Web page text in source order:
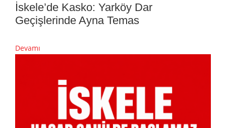
İskele’de Kasko: Yarköy Dar
Geçişlerinde Ayna Temas
Devamı